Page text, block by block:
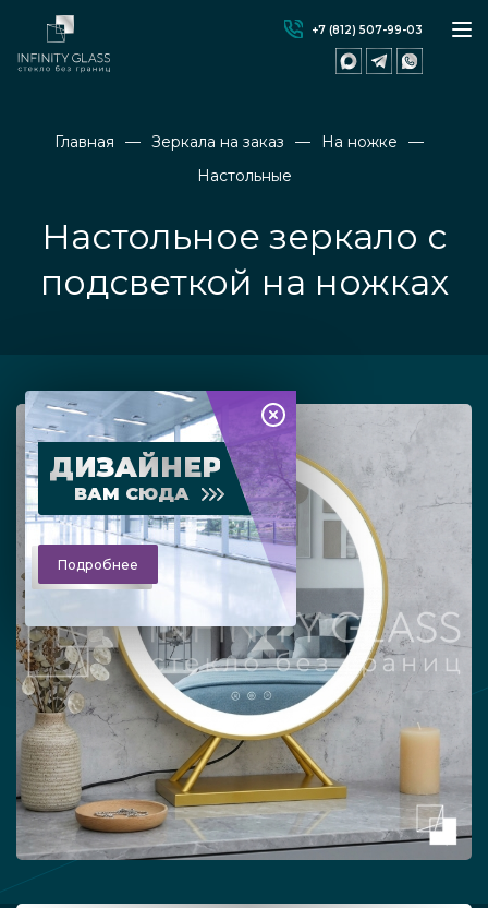
+7 (812) 507-99-03
Главная Зеркала на заказ
На ножке
Настольные
Настольное зеркало с
подсветкой на ножках
ДИЗАЙНЕР
ВАМ СЮДА
Подробнее